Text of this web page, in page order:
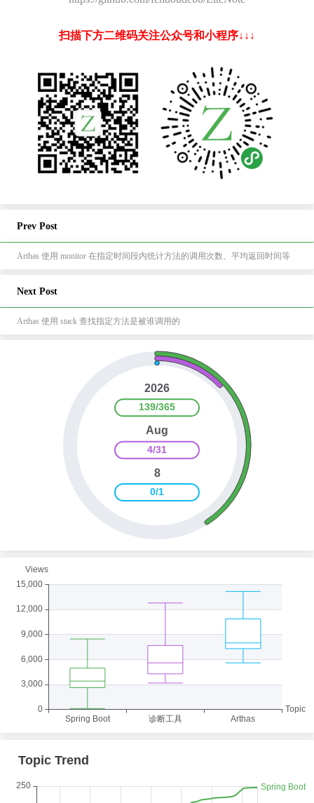
扫描下方二维码关注公众号和小程序↓↓↓
Prev Post
Arthas 使用 monitor 在指定时间段内统计方法的调用次数、平均返回时间等
Next Post
Arthas 使用 stack 查找指定方法是被谁调用的